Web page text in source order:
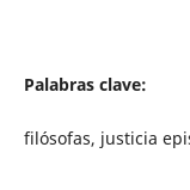
Palabras clave:
filósofas, justicia